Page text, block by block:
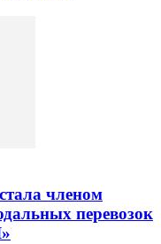
членом
перевозок